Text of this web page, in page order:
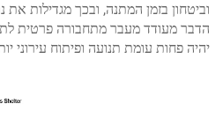
וביטחון בזמן המתנה, ובכך מגדילות את
הדבר מעודד מעבר מתחבורה פרטית
יהיה פחות עומת תנועה ופיתוח עירוני